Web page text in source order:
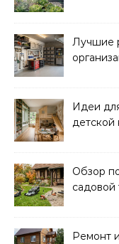
Лучшие
Идеи
детской
Обзор
садовой
Ремонт